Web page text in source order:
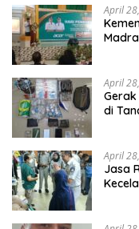
April
April
Gerak
di
April
Jasa